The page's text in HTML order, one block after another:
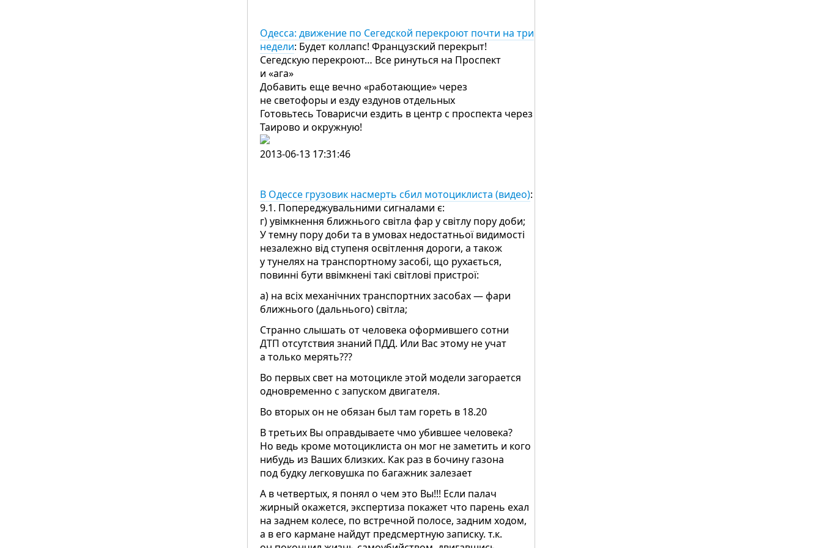
Одесса: движение по Сегедской перекроют почти на три
недели: Будет коллапс! Французский перекрыт!
Сегедскую перекроют… Все ринуться на Проспект
и «ага»
Добавить еще вечно «работающие» через
не светофоры и езду ездунов отдельных
Готовьтесь Товарисчи ездить в центр с проспекта через
Таирово и окружную!
2013-06-13 17:31:46
В Одессе грузовик насмерть сбил мотоциклиста (видео):
9.1. Попереджувальними сигналами є:
г) увімкнення ближнього світла фар у світлу пору доби;
У темну пору доби та в умовах недостатньої видимості
незалежно від ступеня освітлення дороги, а також
у тунелях на транспортному засобі, що рухається,
повинні бути ввімкнені такі світлові пристрої:
а) на всіх механічних транспортних засобах — фари
ближнього (дальнього) світла;
Странно слышать от человека оформившего сотни
ДТП отсутствия знаний ПДД. Или Вас этому не учат
а только мерять???
Во первых свет на мотоцикле этой модели загорается
одновременно с запуском двигателя.
Во вторых он не обязан был там гореть в 18.20
В третьих Вы оправдываете чмо убившее человека?
Но ведь кроме мотоциклиста он мог не заметить и кого
нибудь из Ваших близких. Как раз в бочину газона
под будку легковушка по багажник залезает
А в четвертых, я понял о чем это Вы!!! Если палач
жирный окажется, экспертиза покажет что парень ехал
на заднем колесе, по встречной полосе, задним ходом,
а в его кармане найдут предсмертную записку. т.к.